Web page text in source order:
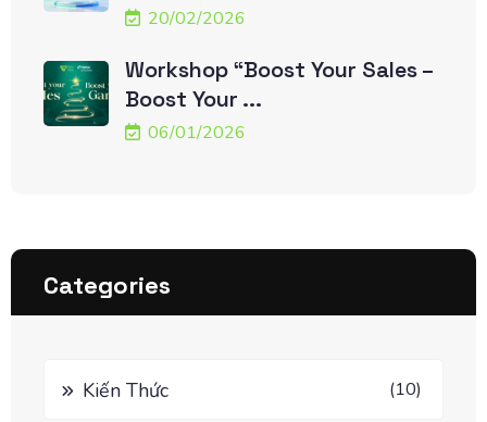
20/02/2026
Workshop “Boost Your Sales –
Boost Your ...
06/01/2026
Categories
Kiến Thức (10)